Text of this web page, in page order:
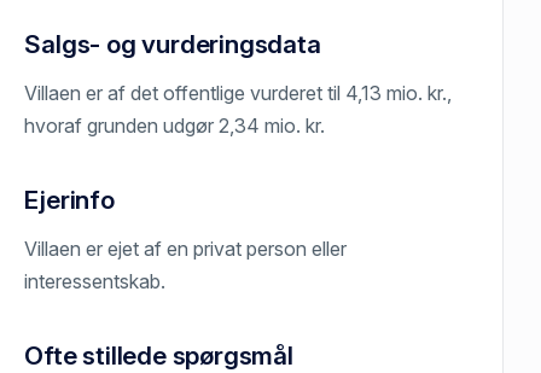
Salgs- og vurderingsdata
Villaen er af det offentlige vurderet til 4,13 mio. kr.,
hvoraf grunden udgør 2,34 mio. kr.
Ejerinfo
Villaen er ejet af en privat person eller
interessentskab.
Ofte stillede spørgsmål